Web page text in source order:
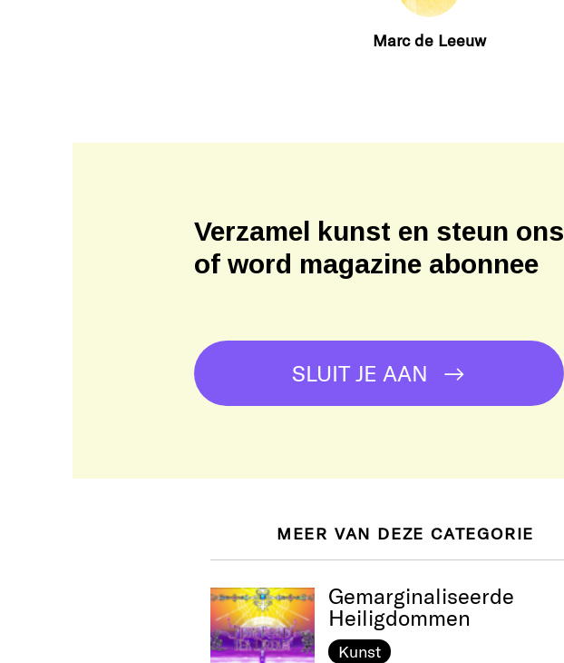
Marc de Leeuw
Verzamel kunst en steun ons
of word magazine abonnee
SLUIT JE AAN
MEER VAN DEZE CATEGORIE
Gemarginaliseerde
Heiligdommen
Kunst